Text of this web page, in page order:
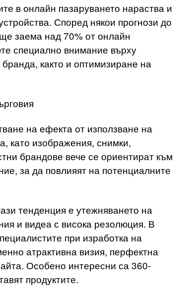
в онлайн пазаруването нараства и
Според някои прогнози до
заема над 70% от онлайн
специално внимание върху
както и оптимизиране на
на ефекта от използване на
като изображения, снимки,
брандове вече се ориентират към
за да повлияят на потенциалните
тенденция е утежняването на
и видеа с висока резолюция. В
при изработка на
атрактивна визия, перфектна
Особено интересни са 360-
продуктите.